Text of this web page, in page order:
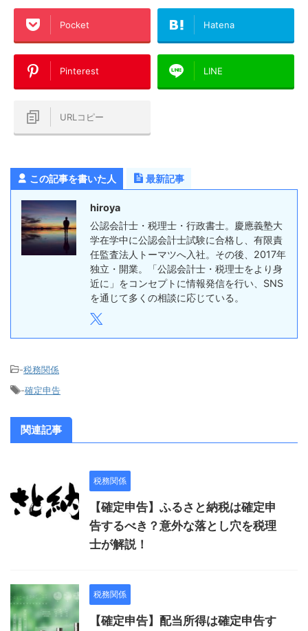
Pocket Hatena
Pinterest LINE
URLコピー
この記事を書いた人 最新記事
hiroya
公認会計士・税理士・行政書士。慶應義塾大
学在学中に公認会計士試験に合格し、有限責
任監査法人トーマツへ入社。その後、2017年
独立・開業。「公認会計士・税理士をより身
近に」をコンセプトに情報発信を行い、SNS
を通じて多くの相談に応じている。
-税務関係
-確定申告
関連記事
税務関係
【確定申告】ふるさと納税は確定申
告するべき？意外な落とし穴を税理
士が解説！
税務関係
【確定申告】配当所得は確定申告す